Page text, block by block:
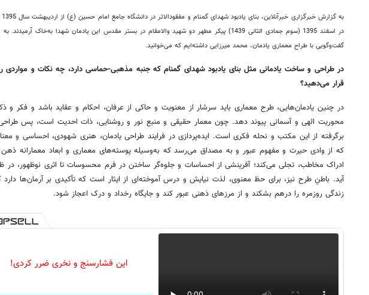
در اسفند 1395 (سوم جمادی الثانی 1439) پیکر مطهر دو شهید والامقام در بستر مقدس این یادمان شهدا به‌خاک
گفت‌و‌گویی با طراح معماری یادمان، محمد میرزایی داشته‌ایم که می‌خوانید.
در طراحی و ساخت یادمانی مثل بنای یادبود شهدای گمنام که جنبه‌ مذهبی-حماسی دارد، چه نکات و مواردی
قرار می‌دهید؟
در چنین یادمان‌هایی، طرح معماری‌ باید سرشار از معنویت و حاکی از عرفان، احکام و عقاید باشد و فکر و
محوریت الهی و آسمانی پیوند دهد. چون معمار حقیقی و منبع نور و روشنایی، ذات احدیت است، پس طراحی
برگرفته از این مکتب و نحله فکری است. ایده‌پردازی در فرایند طراحی یادمان، هنری شهودی، احساسی و
که از وادی حیرت و مفهوم عبور و به مصداق می‌رسد که به‌وسیله‌ پوسته‌های معماری و ابعاد معمارانه‌
ادراک مخاطب، تجلی می‌کند؛ آفرینشی از احساسات و جلوه‌گر ساختن در فرم محسوسات تا اثری نوظهور، در
‌آید. باطنِ طرح نیز، برای حظ معنوی، لذت نیایش و درس آموخته‌ای از ایثار است که تأکیدی بر آرمان‌ها
زندگی روزمره را درهم بشکند و از مرزهای ذهنی عبور کند و جایگاه رخداد و درک اعجاز شود.
این فشارسنج و نخری ضرر کردی!